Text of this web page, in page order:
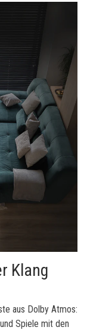
Klang
aus Dolby Atmos:
Spiele mit den